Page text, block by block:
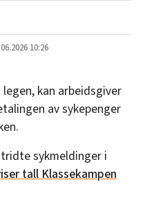
10:26
kan arbeidsgiver
av sykepenger
sykmeldinger i
tall Klassekampen